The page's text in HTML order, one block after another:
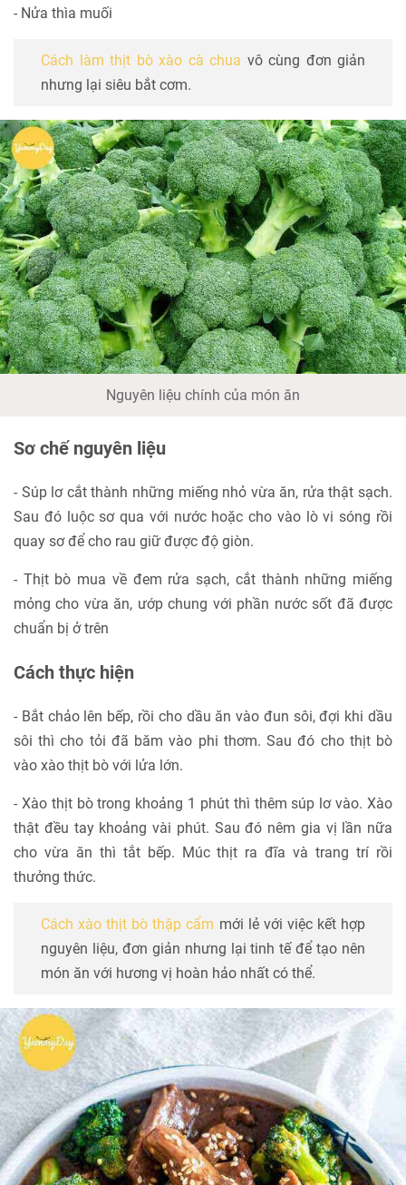
- Nửa thìa muối
Cách làm thịt bò xào cà chua vô cùng đơn giản
nhưng lại siêu bắt cơm.
Nguyên liệu chính của món ăn
Sơ chế nguyên liệu
- Súp lơ cắt thành những miếng nhỏ vừa ăn, rửa thật sạch.
Sau đó luộc sơ qua với nước hoặc cho vào lò vi sóng rồi
quay sơ để cho rau giữ được độ giòn.
- Thịt bò mua về đem rửa sạch, cắt thành những miếng
mỏng cho vừa ăn, ướp chung với phần nước sốt đã được
chuẩn bị ở trên
Cách thực hiện
- Bắt chảo lên bếp, rồi cho dầu ăn vào đun sôi, đợi khi dầu
sôi thì cho tỏi đã băm vào phi thơm. Sau đó cho thịt bò
vào xào thịt bò với lửa lớn.
- Xào thịt bò trong khoảng 1 phút thì thêm súp lơ vào. Xào
thật đều tay khoảng vài phút. Sau đó nêm gia vị lần nữa
cho vừa ăn thì tắt bếp. Múc thịt ra đĩa và trang trí rồi
thưởng thức.
Cách xào thịt bò thập cẩm mới lẻ với việc kết hợp
nguyên liệu, đơn giản nhưng lại tinh tế để tạo nên
món ăn với hương vị hoàn hảo nhất có thể.